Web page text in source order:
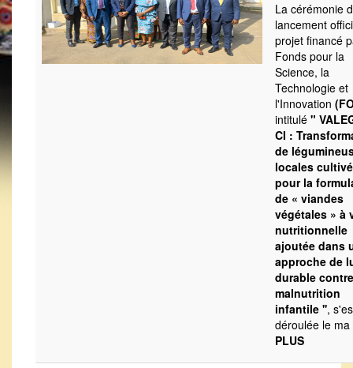
La cérémonie
lancement
projet financé
Fonds pour la
Science, la
Technologie et
l'Innovation
intitulé "
CI :
de
locales
pour la
de « viandes
végétales » à
nutritionnelle
ajoutée dans
approche de
durable
malnutrition
infantile '',
déroulée le ma
PLUS